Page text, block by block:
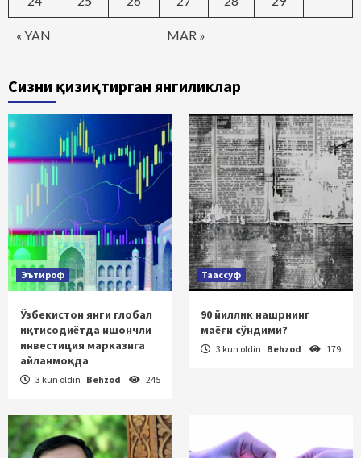
« YAN MAR »
Сизни қизиқтирган янгиликлар
Эътироф
Ўзбекистон янги глобал
иқтисодиётда ишончли
инвестиция марказига
айланмоқда
3 kun oldin Behzod 245
Таассуф
90 йиллик нашрнинг
маёғи сўндими?
3 kun oldin Behzod 179